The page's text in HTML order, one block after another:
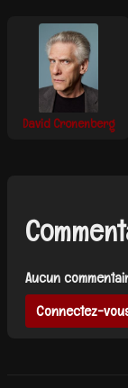
David Cronenberg
Aucun
Connectez-